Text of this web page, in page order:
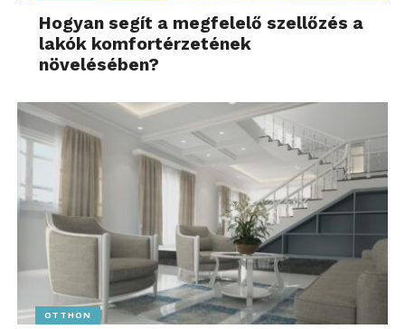
Hogyan segít a megfelelő szellőzés a
lakók komfortérzetének
növelésében?
OTTHON